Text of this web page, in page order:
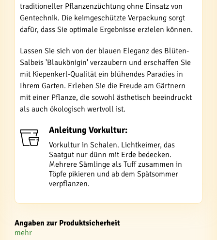
traditioneller Pflanzenzüchtung ohne Einsatz von
Gentechnik. Die keimgeschützte Verpackung sorgt
dafür, dass Sie optimale Ergebnisse erzielen können.
Lassen Sie sich von der blauen Eleganz des Blüten-
Salbeis 'Blaukönigin' verzaubern und erschaffen Sie
mit Kiepenkerl-Qualität ein blühendes Paradies in
Ihrem Garten. Erleben Sie die Freude am Gärtnern
mit einer Pflanze, die sowohl ästhetisch beeindruckt
als auch ökologisch wertvoll ist.
Anleitung Vorkultur:
Vorkultur in Schalen. Lichtkeimer, das
Saatgut nur dünn mit Erde bedecken.
Mehrere Sämlinge als Tuff zusammen in
Töpfe pikieren und ab dem Spätsommer
verpflanzen.
Angaben zur Produktsicherheit
mehr